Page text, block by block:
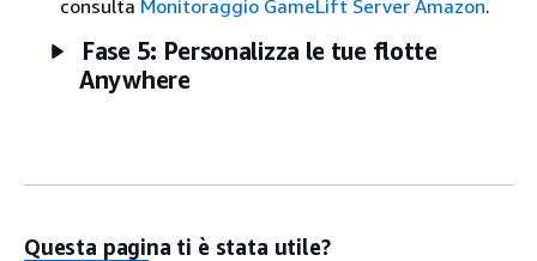
consulta Monitoraggio GameLift Server Amazon.
Fase 5: Personalizza le tue flotte
Anywhere
Questa pagina ti è stata utile?